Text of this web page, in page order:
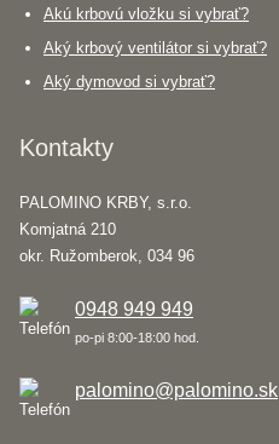
Akú krbovú vložku si vybrať?
Aký krbový ventilátor si vybrať?
Aký dymovod si vybrať?
Kontakty
PALOMINO KRBY, s.r.o.
Komjatná 210
okr. Ružomberok, 034 96
0948 949 949
po-pi 8:00-18:00 hod.
palomino@palomino.sk